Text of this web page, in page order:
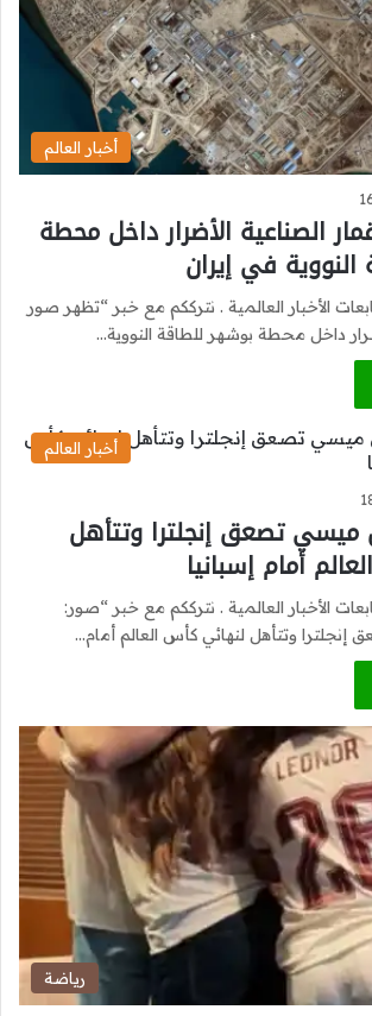
أخبار العالم
الصناعية الأضرار داخل محطة
في إيران
العالم 24- متابعات الأخبار العالمية . نترككم مع خبر “تظهر صور
داخل محطة بوشهر للطاقة النووية…
أخبار العالم
ميسي تصعق إنجلترا وتتأهل
أمام إسبانيا
24- متابعات الأخبار العالمية . نترككم مع خبر “صور:
إنجلترا وتتأهل لنهائي كأس العالم أمام…
رياضة